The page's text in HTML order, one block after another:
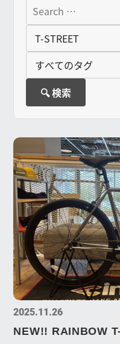
2025.11.26
NEW!! RAINBOW